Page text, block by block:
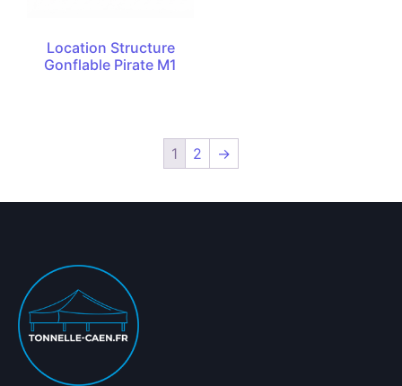
Location Structure
Gonflable Pirate M1
1 2 →